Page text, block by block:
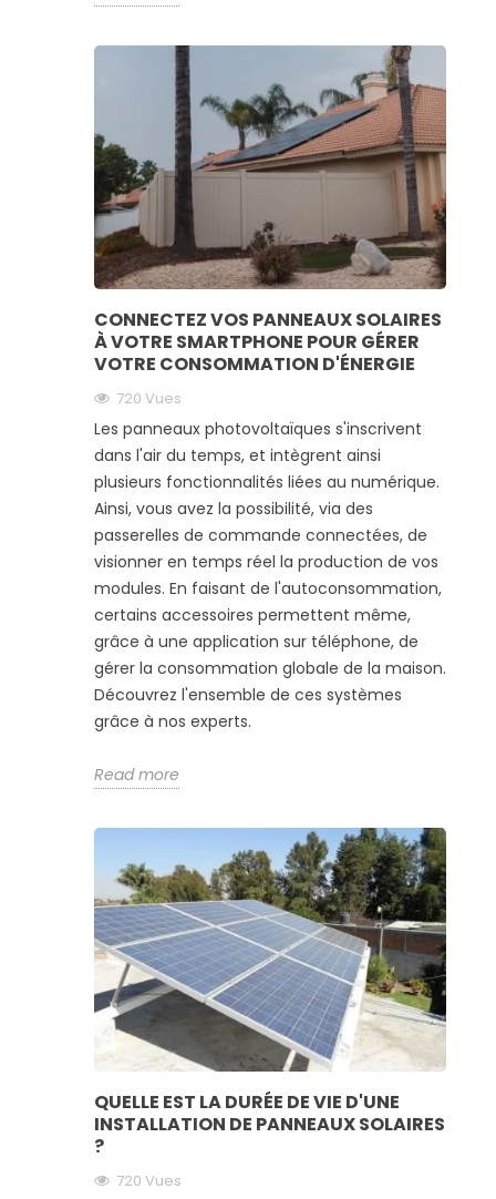
CONNECTEZ VOS PANNEAUX SOLAIRES
À VOTRE SMARTPHONE POUR GÉRER
VOTRE CONSOMMATION D'ÉNERGIE
720 Vues
Les panneaux photovoltaïques s'inscrivent
dans l'air du temps, et intègrent ainsi
plusieurs fonctionnalités liées au numérique.
Ainsi, vous avez la possibilité, via des
passerelles de commande connectées, de
visionner en temps réel la production de vos
modules. En faisant de l'autoconsommation,
certains accessoires permettent même,
grâce à une application sur téléphone, de
gérer la consommation globale de la maison.
Découvrez l'ensemble de ces systèmes
grâce à nos experts.
Read more
QUELLE EST LA DURÉE DE VIE D'UNE
INSTALLATION DE PANNEAUX SOLAIRES
?
720 Vues